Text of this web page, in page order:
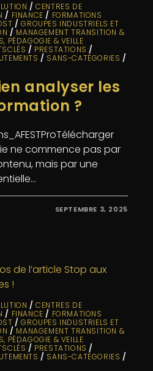
/CENTRES DE
/ FINANCE / FORMATIONS
/GROUPES INDUSTRIELS ET
/ MANAGEMENT TRANSITION &
PÉDAGOGIE & VEILLE
/ PRESTATIONS /
/ SANS-CATÉGORIES /
analyser les
?
ne commence pas par
mais par une
SEPTEMBRE 3, 2025
/CENTRES DE
/ FINANCE / FORMATIONS
/GROUPES INDUSTRIELS ET
/ MANAGEMENT TRANSITION &
PÉDAGOGIE & VEILLE
/ PRESTATIONS /
/ SANS-CATÉGORIES /